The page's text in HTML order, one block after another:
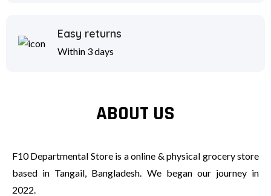
Easy returns
Within 3 days
ABOUT US
F10 Departmental Store is a online & physical grocery store
based in Tangail, Bangladesh. We began our journey in
2022.